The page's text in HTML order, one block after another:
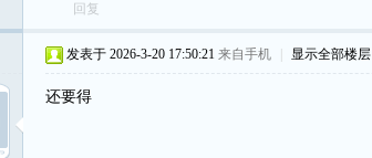
回复
发表于 2026-3-20 17:50:21 来自手机 显示全部楼层
还要得